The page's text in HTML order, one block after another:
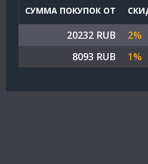
СУММА ПОКУПОК ОТ
20232 RUB
2%
8093 RUB
1%